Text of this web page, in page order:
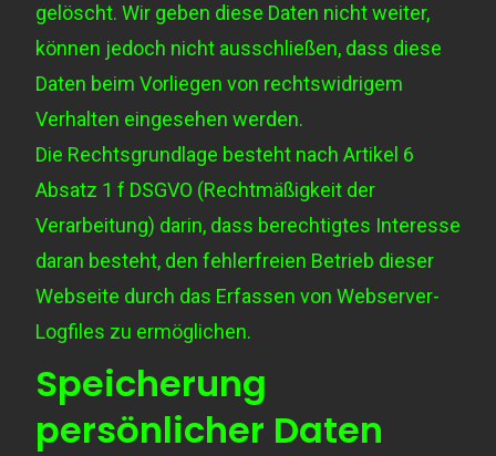
gelöscht. Wir geben diese Daten nicht weiter,
können jedoch nicht ausschließen, dass diese
Daten beim Vorliegen von rechtswidrigem
Verhalten eingesehen werden.
Die Rechtsgrundlage besteht nach Artikel 6
Absatz 1 f DSGVO (Rechtmäßigkeit der
Verarbeitung) darin, dass berechtigtes Interesse
daran besteht, den fehlerfreien Betrieb dieser
Webseite durch das Erfassen von Webserver-
Logfiles zu ermöglichen.
Speicherung
persönlicher Daten